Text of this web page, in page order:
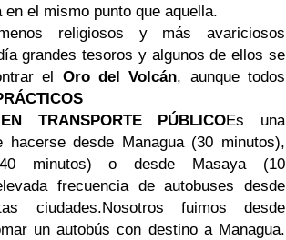
en el mismo punto que aquella.
religiosos y más avariciosos
grandes tesoros y algunos de ellos se
el Oro del Volcán, aunque todos
TRANSPORTE PÚBLICOEs una
hacerse desde Managua (30 minutos),
minutos) o desde Masaya (10
frecuencia de autobuses desde
ciudades.Nosotros fuimos desde
un autobús con destino a Managua.